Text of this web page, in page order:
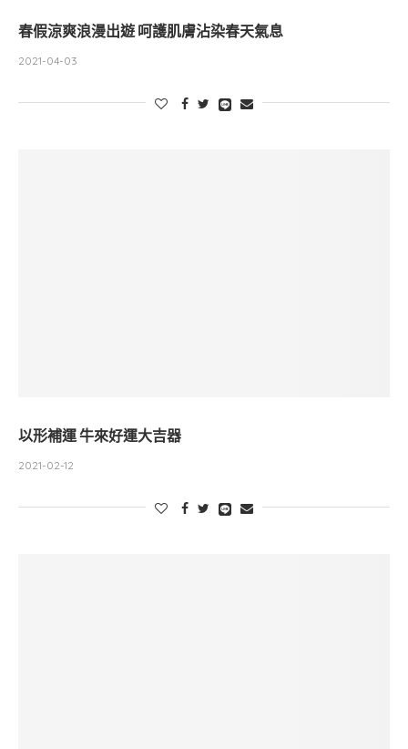
春假涼爽浪漫出遊 呵護肌膚沾染春天氣息
2021-04-03
以形補運 牛來好運大吉器
2021-02-12